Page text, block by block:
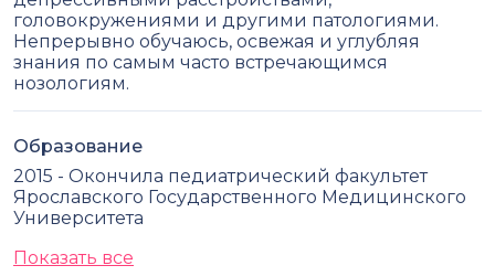
головокружениями и другими патологиями.
Непрерывно обучаюсь, освежая и углубляя
знания по самым часто встречающимся
нозологиям.
Образование
2015 - Окончила педиатрический факультет
Ярославского Государственного Медицинского
Университета
Показать все